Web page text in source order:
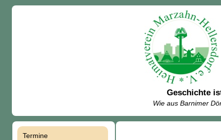
Geschichte
Wie aus Barnimer
Termine